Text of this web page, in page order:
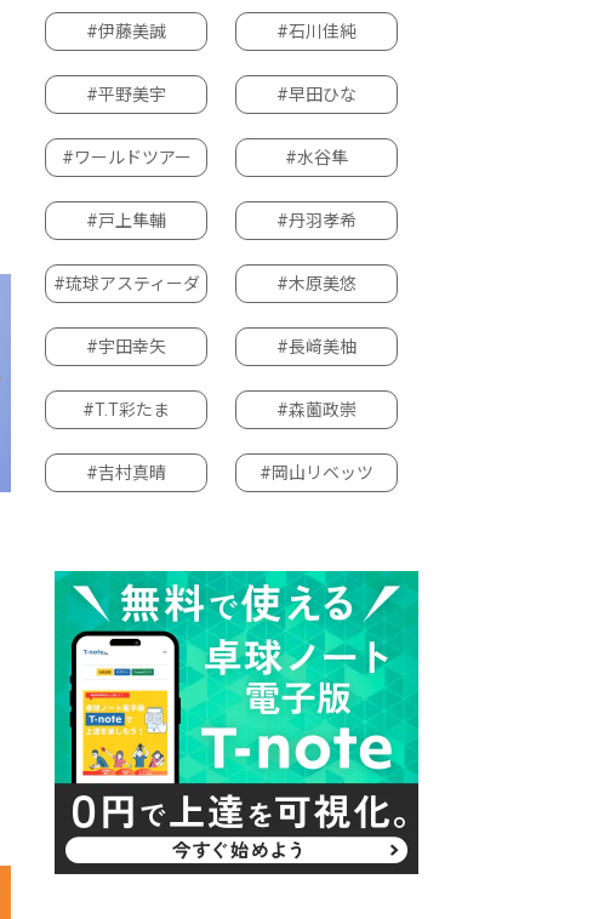
#伊藤美誠 #石川佳純
#平野美宇 #早田ひな
#ワールドツアー #水谷隼
#戸上隼輔 #丹羽孝希
#琉球アスティーダ #木原美悠
#宇田幸矢 #長﨑美柚
#T.T彩たま #森薗政崇
#吉村真晴 #岡山リベッツ